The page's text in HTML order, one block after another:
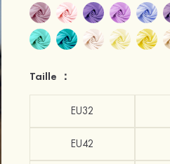
Taille ：
EU32
EU42